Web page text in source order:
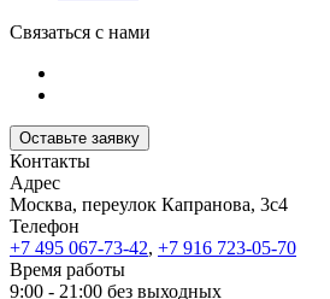
Связаться с нами
Оставьте заявку
Контакты
Адрес
Москва, переулок Капранова, 3с4
Телефон
+7 495 067-73-42, +7 916 723-05-70
Время работы
9:00 - 21:00 без выходных